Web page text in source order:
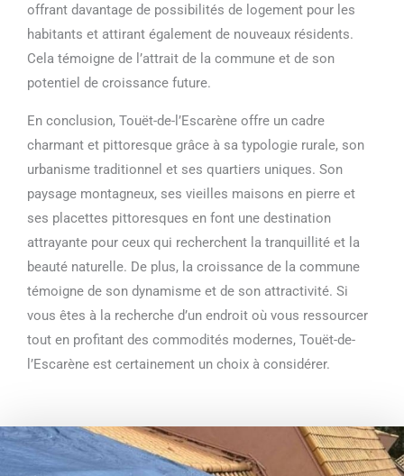
offrant davantage de possibilités de logement pour les
habitants et attirant également de nouveaux résidents.
Cela témoigne de l’attrait de la commune et de son
potentiel de croissance future.
En conclusion, Touët-de-l’Escarène offre un cadre
charmant et pittoresque grâce à sa typologie rurale, son
urbanisme traditionnel et ses quartiers uniques. Son
paysage montagneux, ses vieilles maisons en pierre et
ses placettes pittoresques en font une destination
attrayante pour ceux qui recherchent la tranquillité et la
beauté naturelle. De plus, la croissance de la commune
témoigne de son dynamisme et de son attractivité. Si
vous êtes à la recherche d’un endroit où vous ressourcer
tout en profitant des commodités modernes, Touët-de-
l’Escarène est certainement un choix à considérer.